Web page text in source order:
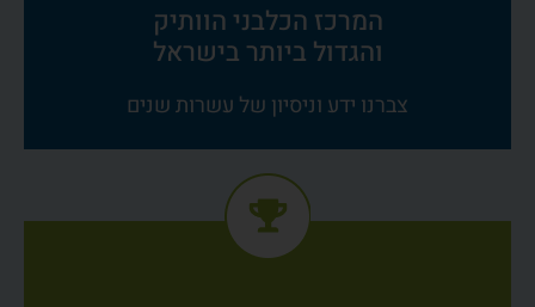
המרכז הכלבני הוותיק
והגדול ביותר בישראל
צברנו ידע וניסיון של עשרות שנים